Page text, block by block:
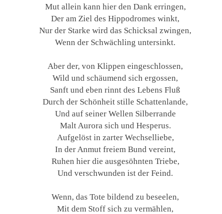
Mut allein kann hier den Dank erringen,
Der am Ziel des Hippodromes winkt,
Nur der Starke wird das Schicksal zwingen,
Wenn der Schwächling untersinkt.
Aber der, von Klippen eingeschlossen,
Wild und schäumend sich ergossen,
Sanft und eben rinnt des Lebens Fluß
Durch der Schönheit stille Schattenlande,
Und auf seiner Wellen Silberrande
Malt Aurora sich und Hesperus.
Aufgelöst in zarter Wechselliebe,
In der Anmut freiem Bund vereint,
Ruhen hier die ausgesöhnten Triebe,
Und verschwunden ist der Feind.
Wenn, das Tote bildend zu beseelen,
Mit dem Stoff sich zu vermählen,